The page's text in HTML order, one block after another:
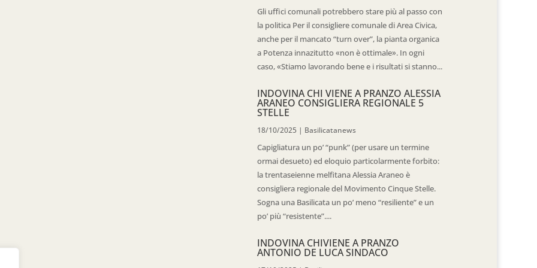
Gli uffici comunali potrebbero stare più al passo con
la politica Per il consigliere comunale di Area Civica,
anche per il mancato “turn over”, la pianta organica
a Potenza innazitutto «non è ottimale». In ogni
caso, «Stiamo lavorando bene e i risultati si stanno...
INDOVINA CHI VIENE A PRANZO ALESSIA
ARANEO CONSIGLIERA REGIONALE 5
STELLE
18/10/2025 | Basilicatanews
Capigliatura un po’ “punk” (per usare un termine
ormai desueto) ed eloquio particolarmente forbito:
la trentaseienne melfitana Alessia Araneo è
consigliera regionale del Movimento Cinque Stelle.
Sogna una Basilicata un po’ meno “resiliente” e un
po’ più “resistente”....
INDOVINA CHIVIENE A PRANZO
ANTONIO DE LUCA SINDACO